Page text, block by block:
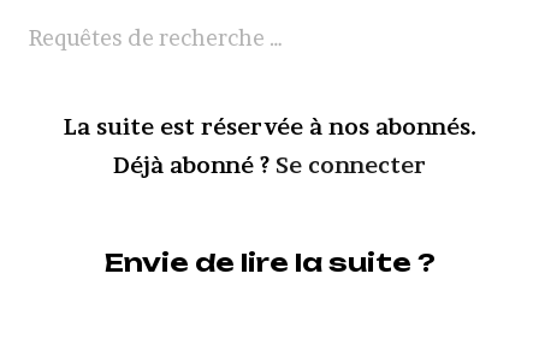
Requêtes de recherche …
La suite est réservée à nos abonnés.
Déjà abonné ? Se connecter
Envie de lire la suite ?